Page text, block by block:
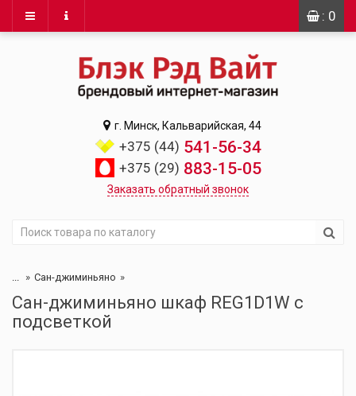
: 0
г. Минск, Кальварийская, 44
+375 (44) 541-56-34
+375 (29) 883-15-05
Заказать обратный звонок
... Сан-джиминьяно
Сан-джиминьяно шкаф REG1D1W с
подсветкой